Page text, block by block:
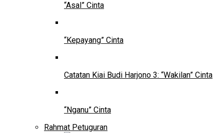
“Asal” Cinta
“Kepayang” Cinta
Catatan Kiai Budi Harjono 3: “Wakilan” Cinta
“Nganu” Cinta
Rahmat Petuguran